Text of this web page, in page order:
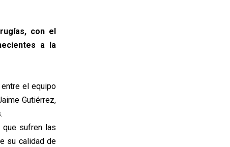
con el
a la
entre el equipo
Gutiérrez,
que sufren las
su calidad de